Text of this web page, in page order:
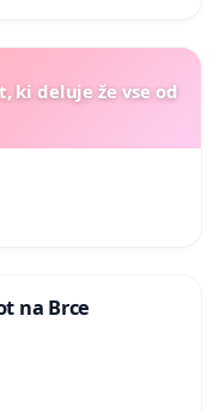
ki deluje že vse od
na Brce